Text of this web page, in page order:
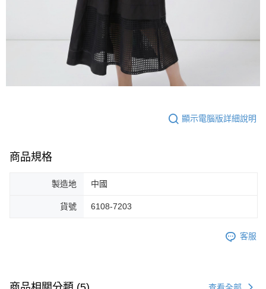
顯示電腦版詳細說明
商品規格
製造地 中國
貨號 6108-7203
客服
查看全部